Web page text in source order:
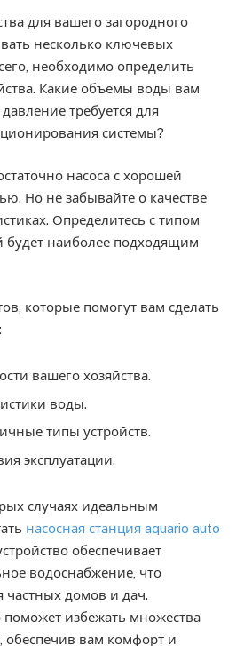
для вашего загородного
несколько ключевых
необходимо определить
Какие объемы воды вам
требуется для
системы?
насоса с хорошей
Но не забывайте о качестве
Определитесь с типом
будет наиболее подходящим
которые помогут вам сделать
вашего хозяйства.
воды.
типы устройств.
эксплуатации.
случаях идеальным
насосная станция aquario auto
обеспечивает
водоснабжение, что
частных домов и дач.
избежать множества
вам комфорт и